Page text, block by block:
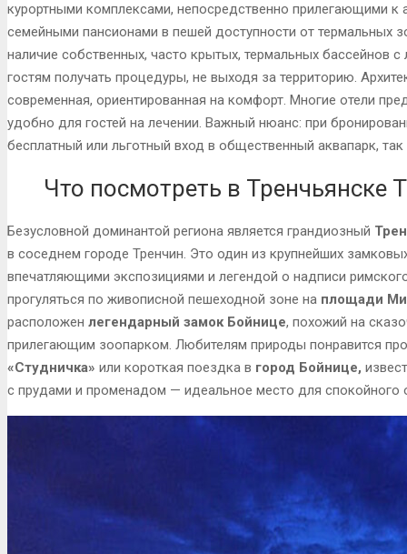
курортными комплексами, непосредственно прилегающими
семейными пансионами в пешей доступности от термальных
наличие собственных, часто крытых, термальных бассейнов
гостям получать процедуры, не выходя за территорию.
современная, ориентированная на комфорт. Многие отели
удобно для гостей на лечении. Важный нюанс: при
бесплатный или льготный вход в общественный аквапарк, так
Что посмотреть в Тренчьянске
Безусловной доминантой региона является грандиозный
в соседнем городе Тренчин. Это один из крупнейших
впечатляющими экспозициями и легендой о надписи
прогуляться по живописной пешеходной зоне на площади
расположен легендарный замок Бойнице, похожий на
прилегающим зоопарком. Любителям природы понравится
«Студничка» или короткая поездка в город Бойнице,
с прудами и променадом — идеальное место для спокойного